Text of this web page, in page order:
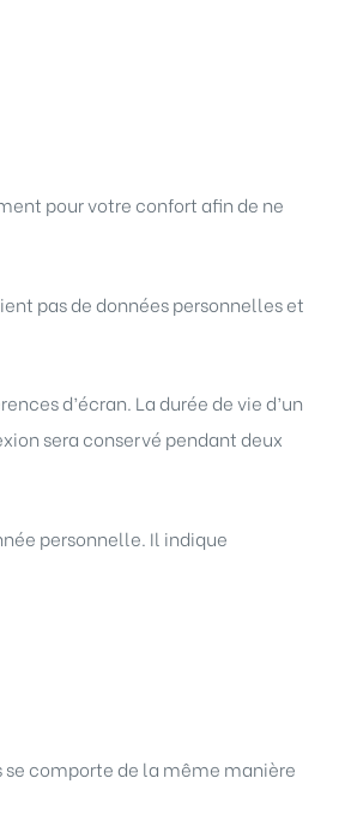
pour votre confort afin de ne
pas de données personnelles et
d’écran. La durée de vie d’un
sera conservé pendant deux
personnelle. Il indique
comporte de la même manière